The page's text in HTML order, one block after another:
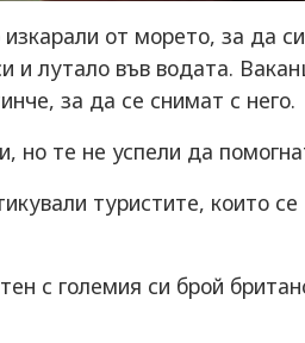
от морето, за да
и лутало във водата.
за да се снимат с него.
но те не успели да
туристите, които се
с големия си брой